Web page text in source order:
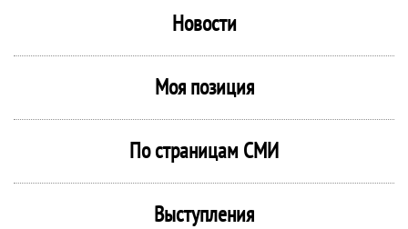
Новости
Моя позиция
По страницам СМИ
Выступления